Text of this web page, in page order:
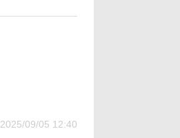
2025/09/05 12:40